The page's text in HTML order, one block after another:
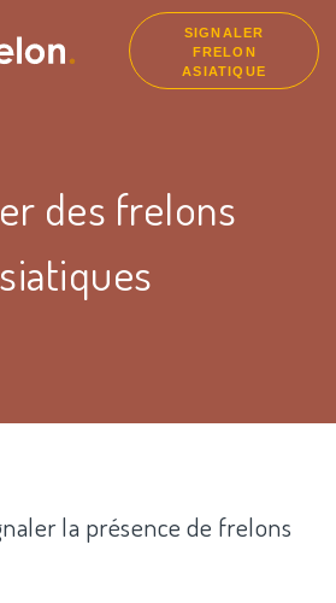
SIGNALER
FRELON
ASIATIQUE
des frelons
la présence de frelons